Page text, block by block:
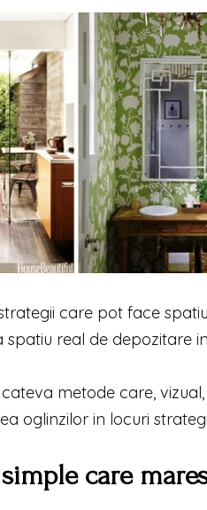
care pot face
real de depozitare
metode care,
oglinzilor in locuri
care